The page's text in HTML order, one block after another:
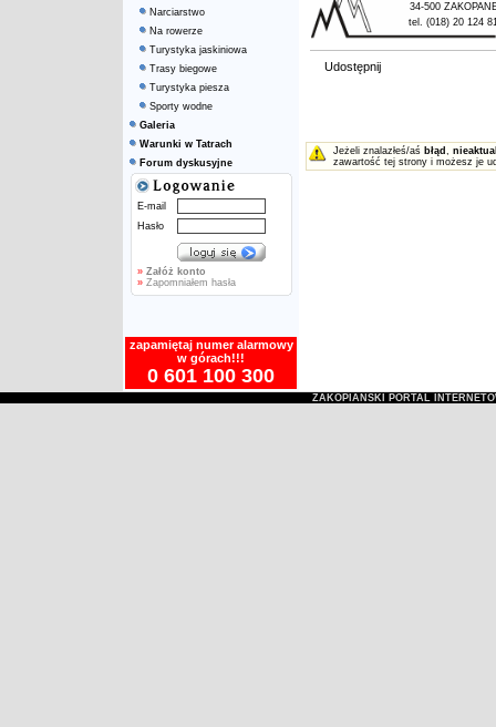
Narciarstwo
Na rowerze
Turystyka jaskiniowa
Trasy biegowe
Turystyka piesza
Sporty wodne
Galeria
Warunki w Tatrach
Forum dyskusyjne
E-mail
Hasło
» Załóż konto
»Zapomniałem hasła
zapamiętaj numer alarmowy
w górach!!!
0 601 100 300
34-500
tel. (018) 20 124
Udostępnij
Jeżeli znalazłeś/aś błąd ,
zawartość tej strony i możesz je
ZAKOPIAŃSKI PORTAL